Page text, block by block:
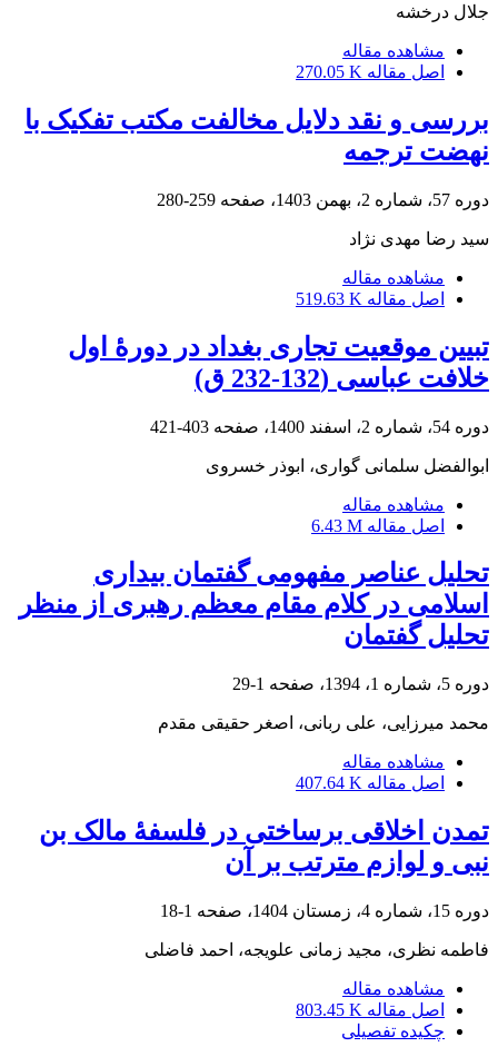
جلال درخشه
مشاهده مقاله
اصل مقاله 270.05 K
بررسی و نقد دلایل مخالفت مکتب تفکیک با
نهضت ترجمه
دوره 57، شماره 2، بهمن 1403، صفحه 259-280
سید رضا مهدی نژاد
مشاهده مقاله
اصل مقاله 519.63 K
تبیین موقعیت تجاری بغداد در دورۀ اول
خلافت عباسی (132-232 ق)
دوره 54، شماره 2، اسفند 1400، صفحه 403-421
ابوالفضل سلمانی گواری، ابوذر خسروی
مشاهده مقاله
اصل مقاله 6.43 M
تحلیل عناصر مفهومی گفتمان بیداری
اسلامی در کلام مقام معظم رهبری از منظر
تحلیل گفتمان
دوره 5، شماره 1، 1394، صفحه 1-29
محمد میرزایی، علی ربانی، اصغر حقیقی مقدم
مشاهده مقاله
اصل مقاله 407.64 K
تمدن اخلاقی برساختی در فلسفۀ مالک بن
نبی و لوازم مترتب بر آن
دوره 15، شماره 4، زمستان 1404، صفحه 1-18
فاطمه نظری، مجید زمانی علویجه، احمد فاضلی
مشاهده مقاله
اصل مقاله 803.45 K
چکیده تفصیلی